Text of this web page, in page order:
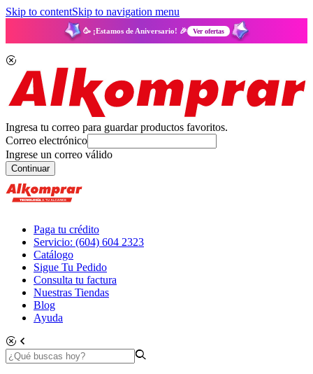
Skip to contentSkip to navigation menu
🥳 ¡Estamos de Aniversario! 🎉 Ver ofertas
Ingresa tu correo para guardar productos favoritos.
Correo electrónico
Ingrese un correo válido
Continuar
Paga tu crédito
Servicio: (604) 604 2323
Catálogo
Sigue Tu Pedido
Consulta tu factura
Nuestras Tiendas
Blog
Ayuda